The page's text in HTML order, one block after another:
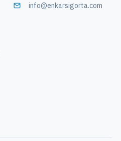
info@enkarsigorta.com